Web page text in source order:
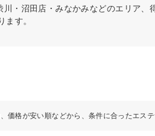
・沼田店・みなかみなどのエリア、
す。
価格が安い順などから、条件に合ったエステ